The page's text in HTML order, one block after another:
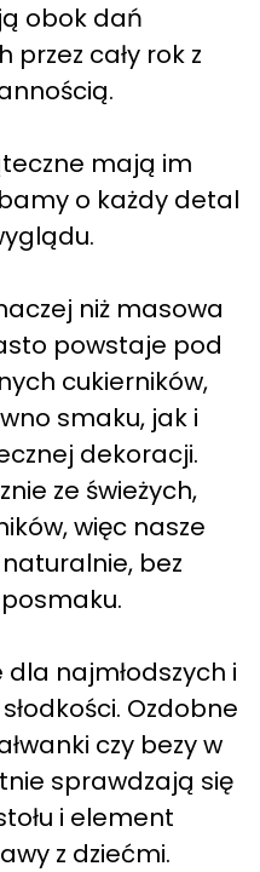
obok dań
cały rok z
mają im
o każdy detal
niż masowa
powstaje pod
cukierników,
smaku, jak i
dekoracji.
ze świeżych,
więc nasze
bez
najmłodszych i
Ozdobne
czy bezy w
sprawdzają się
i element
z dziećmi.